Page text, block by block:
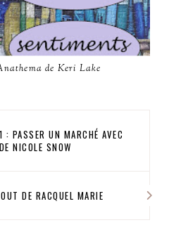
de Keri Lake
PASSER UN MARCHÉ AVEC
NICOLE SNOW
DE RACQUEL MARIE